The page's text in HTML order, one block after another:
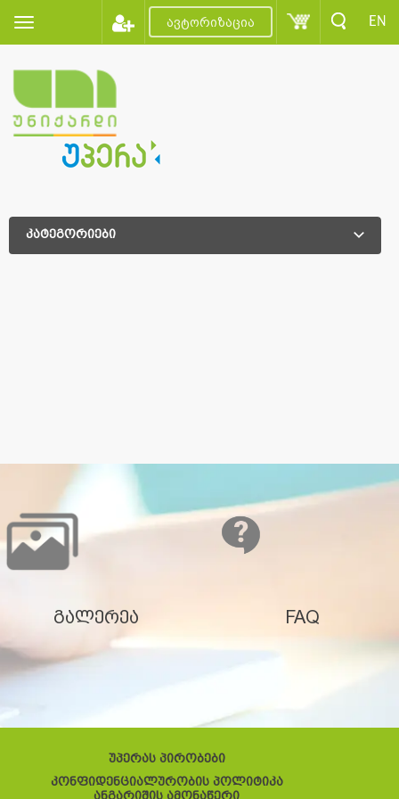
ავტორიზაცია EN
კატეგორიები
გალერეა FAQ
უპერას პირობები
კონფიდენციალურობის პოლიტიკა
ანგარიშის ამონაწერი